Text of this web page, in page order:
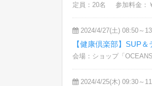
定員：20名 参加料金：
2024/4/27(土) 08:50～
【健康倶楽部】SUP
会場：ショップ「OCEANS
2024/4/25(木) 09:30～